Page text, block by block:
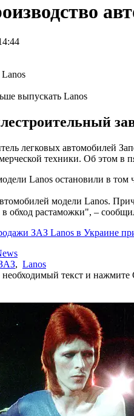
выпускать Lanos
легковых автомобилей
техники. Об этом в
Lanos остановили в том
модели Lanos.
обход растаможки", –
ЗАЗ Lanos в Украине
, Lanos
текст и